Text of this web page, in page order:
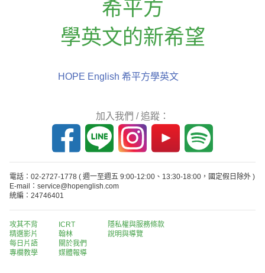
希平方
學英文的新希望
HOPE English 希平方學英文
加入我們 / 追蹤：
電話：02-2727-1778 ( 週一至週五 9:00-12:00、13:30-18:00，國定假日除外 )
E-mail：service@hopenglish.com
統編：24746401
攻其不背
精選影片
每日片語
專欄教學
ICRT
翰林
關於我們
媒體報導
隱私權與服務條款
說明與導覽